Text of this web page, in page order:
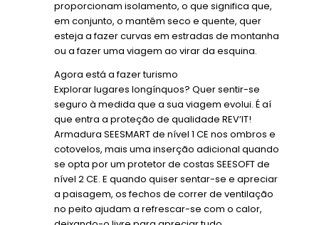
proporcionam isolamento, o que significa que,
em conjunto, o mantêm seco e quente, quer
esteja a fazer curvas em estradas de montanha
ou a fazer uma viagem ao virar da esquina.
Agora está a fazer turismo
Explorar lugares longínquos? Quer sentir-se
seguro à medida que a sua viagem evolui. É aí
que entra a proteção de qualidade REV’IT!
Armadura SEESMART de nível 1 CE nos ombros e
cotovelos, mais uma inserção adicional quando
se opta por um protetor de costas SEESOFT de
nível 2 CE. E quando quiser sentar-se e apreciar
a paisagem, os fechos de correr de ventilação
no peito ajudam a refrescar-se com o calor,